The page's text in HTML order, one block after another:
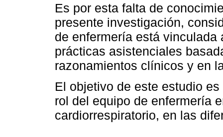
Es por esta falta de
presente investigación,
de enfermería está
prácticas asistenciales
razonamientos clínicos y en
El objetivo de este estudio
rol del equipo de enfermería
cardiorrespiratorio, en las